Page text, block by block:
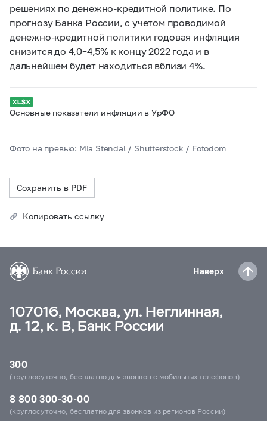
решениях по денежно-кредитной политике. По
прогнозу Банка России, с учетом проводимой
денежно-кредитной политики годовая инфляция
снизится до 4,0–4,5% к концу 2022 года и в
дальнейшем будет находиться вблизи 4%.
Основные показатели инфляции в УрФО
Фото на превью: Mia Stendal / Shutterstock / Fotodom
Сохранить в PDF
Копировать ссылку
Наверх
107016, Москва, ул. Неглинная,
д. 12, к. В, Банк России
300
(круглосуточно, бесплатно для звонков с мобильных телефонов)
8 800 300-30-00
(круглосуточно, бесплатно для звонков из регионов России)